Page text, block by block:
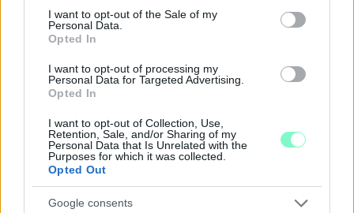
consent section.
I want to opt-out of the Sale of my
Personal Data.
Opted In
I want to opt-out of processing my
Personal Data for Targeted Advertising.
Opted In
I want to opt-out of Collection, Use,
Retention, Sale, and/or Sharing of my
Personal Data that Is Unrelated with the
Purposes for which it was collected.
Opted Out
Google consents